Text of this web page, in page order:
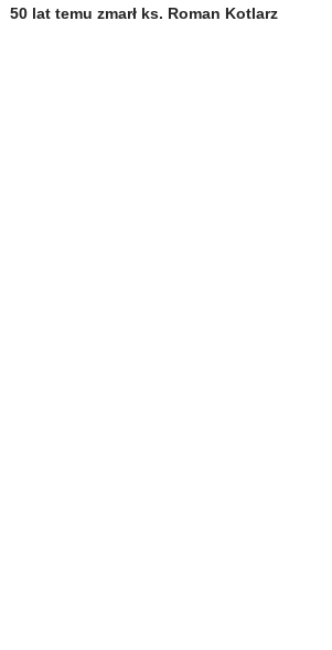
50 lat temu zmarł ks. Roman Kotlarz